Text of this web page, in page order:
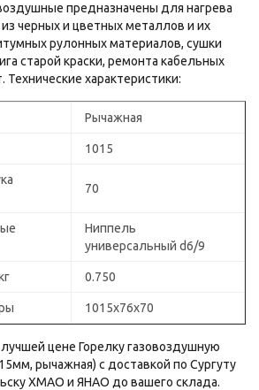
предназначены для нагрева
черных и цветных металлов и их
рулонных материалов, сушки
старой краски, ремонта кабельных
Технические характеристики:
Рычажная
1015
70
Ниппель
универсальный d6/9
0.750
1015х76х70
цене Горелку газовоздушную
рычажная) с доставкой по Сургуту
ХМАО и ЯНАО до вашего склада.